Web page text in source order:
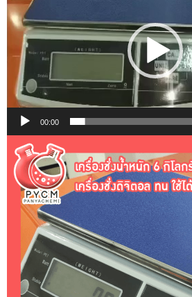
ไฟล์
วิดีโอ
00:00